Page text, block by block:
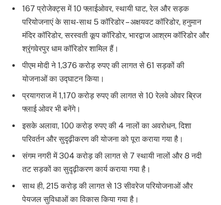
167 प्रोजेक्ट्स में 10 फ्लाईओवर, स्थायी घाट, रेल और सड़क
परियोजनाएं के साथ-साथ 5 कॉरिडोर – अक्षयवट कॉरिडोर, हनुमान
मंदिर कॉरिडोर, सरस्वती कूप कॉरिडोर, भारद्वाज आश्रम कॉरिडोर और
श्रृंगवेरपुर धाम कॉरिडोर शामिल हैं।
पीएम मोदी ने 1,376 करोड़ रुपए की लागत से 61 सड़कों की
योजनाओं का उद्घाटन किया।
प्रयागराज में 1,170 करोड़ रुपए की लागत से 10 रेलवे ओवर ब्रिज
फ्लाई ओवर भी बनेंगे।
इसके अलावा, 100 करोड़ रुपए की 4 नालों का अवरोधन, दिशा
परिवर्तन और सुदृढ़ीकरण की योजना को पूरा कराया गया है।
संगम नगरी में 304 करोड़ की लागत से 7 स्थायी नालों और 8 नदी
तट सड़कों का सुदृढ़ीकरण कार्य कराया गया है।
साथ ही, 215 करोड़ की लागत से 13 सीवरेज परियोजनाओं और
पेयजल सुविधाओं का विकास किया गया है।